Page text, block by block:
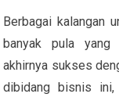
Berbagai kalangan
banyak pula yang
akhirnya sukses
dibidang bisnis ini,